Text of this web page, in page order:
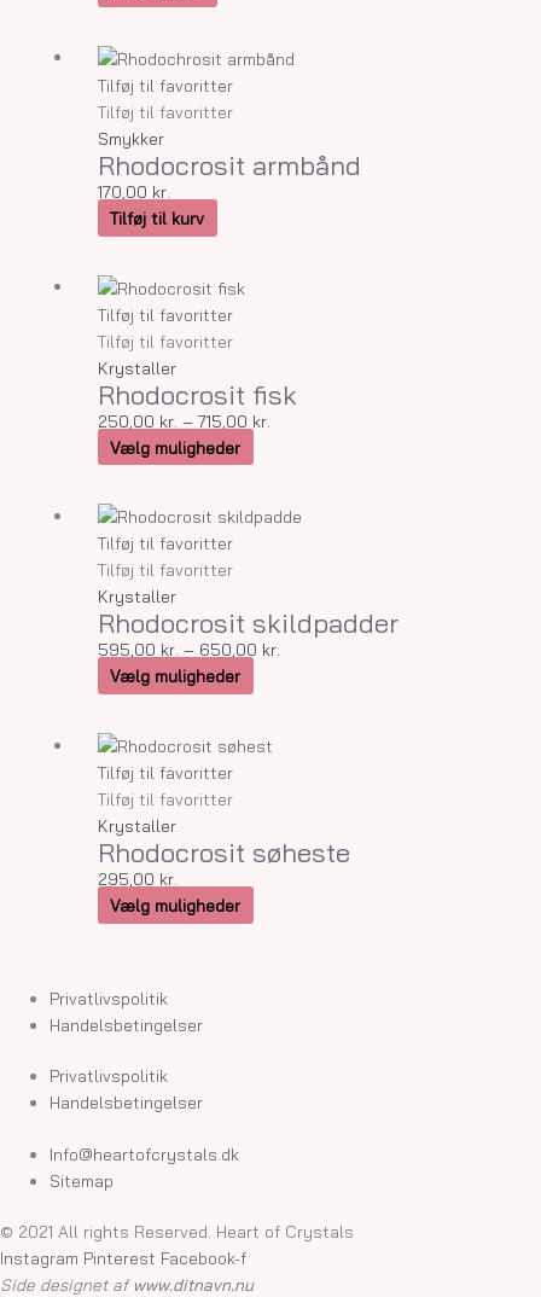
Tilføj til favoritter
Tilføj til favoritter
Smykker
Rhodocrosit armbånd
170,00 kr.
Tilføj til kurv
Tilføj til favoritter
Tilføj til favoritter
Krystaller
Rhodocrosit fisk
250,00 kr. – 715,00 kr.
Vælg muligheder
varianter.
Mulighederne
vælges
varesiden
Tilføj til favoritter
Tilføj til favoritter
Krystaller
Rhodocrosit skildpadder
595,00 kr. – 650,00 kr.
Prisinterval:
Vælg muligheder
Dette
varianter.
Mulighederne
vælges
varesiden
Tilføj til favoritter
Tilføj til favoritter
Krystaller
Rhodocrosit søheste
295,00 kr.
Vælg muligheder
Dette
varianter.
vælges
Privatlivspolitik
Handelsbetingelser
Privatlivspolitik
Handelsbetingelser
Info@heartofcrystals.dk
Sitemap
© 2021 All rights Reserved. Heart of Crystals
Instagram Pinterest Facebook-f
Side designet af www.ditnavn.nu